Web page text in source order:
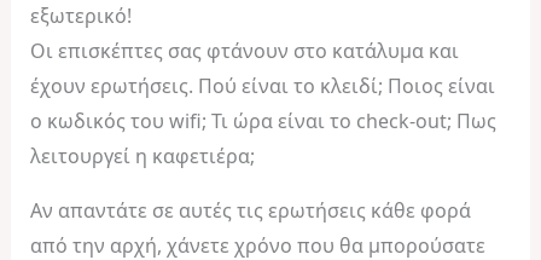
εξωτερικό!
Οι επισκέπτες σας φτάνουν στο κατάλυμα και
έχουν ερωτήσεις. Πού είναι το κλειδί; Ποιος είναι
ο κωδικός του wifi; Τι ώρα είναι το check-out; Πως
λειτουργεί η καφετιέρα;
Αν απαντάτε σε αυτές τις ερωτήσεις κάθε φορά
από την αρχή, χάνετε χρόνο που θα μπορούσατε